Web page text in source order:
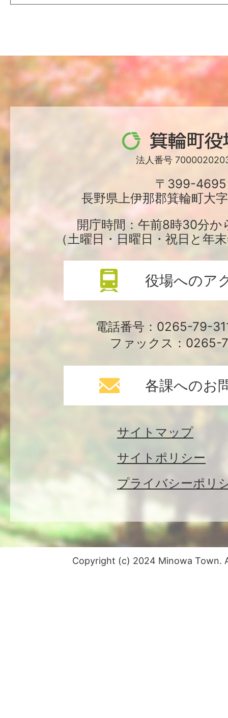
箕
輪
役
場
法人番号
〒399-4695
長野県上伊那郡箕輪町大
開庁時間：午前8時30分か
（土曜日・日曜日・祝日と年
役場へのア
電話番号：0265-79-
ファックス：0265-
各課へのお
サイトマップ
サイトポリシー
プライバシーポリ
Copyright (c) 2024 Minowa Town.